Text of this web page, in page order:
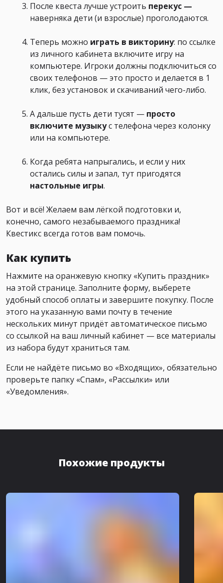
После квеста лучше устроить перекус —
наверняка дети (и взрослые) проголодаются.
Теперь можно играть в викторину: по ссылке
из личного кабинета включите игру на
компьютере. Игроки должны подключиться со
своих телефонов — это просто и делается в 1
клик, без установок и скачиваний чего-либо.
А дальше пусть дети тусят — просто
включите музыкус телефона через колонку
или на компьютере.
Когда ребята напрыгались, и если у них
остались силы и запал, тут пригодятся
настольные игры.
Вот и всё! Желаем вам лёгкой подготовки и,
конечно, самого незабываемого праздника!
Квестикс всегда готов вам помочь.
Как купить
Нажмите на оранжевую кнопку «Купить праздник»
на этой странице. Заполните форму, выберете
удобный способ оплаты и завершите покупку. После
этого на указанную вами почту в течение
нескольких минут придёт автоматическое письмо
со ссылкой на ваш личный кабинет — все материалы
из набора будут храниться там.
Если не найдёте письмо во «Входящих», обязательно
проверьте папку «Спам», «Рассылки» или
«Уведомления».
Похожие продукты